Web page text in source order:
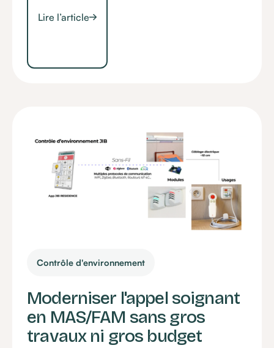
Lire l’article
Contrôle d'environnement
Moderniser l'appel soignant
en MAS/FAM sans gros
travaux ni gros budget